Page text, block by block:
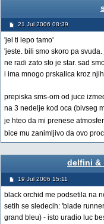
21 Jul 2006 08:39
'jel ti lepo tamo'
'jeste. bili smo skoro pa
ne radi zato sto je star. sad
i ima mnogo prskalica kroz
prepiska sms-om od juce
na 3 nedelje kod oca (bivseg
je hteo da mi prenese
bice mu zanimljivo da ovo
delfini &
19 Jul 2006 15:11
black orchid me podsetila na
setih se sledecih: 'blade
grand bleu) - isto uradio luc